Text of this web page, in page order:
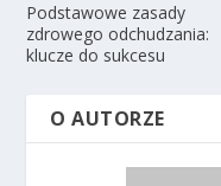
Podstawowe zasady
zdrowego odchudzania:
klucze do sukcesu
O AUTORZE